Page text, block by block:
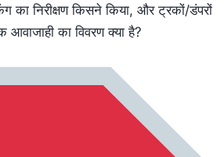
का निरीक्षण किसने किया, और ट्रकों/डंपरों
आवाजाही का विवरण क्या है?